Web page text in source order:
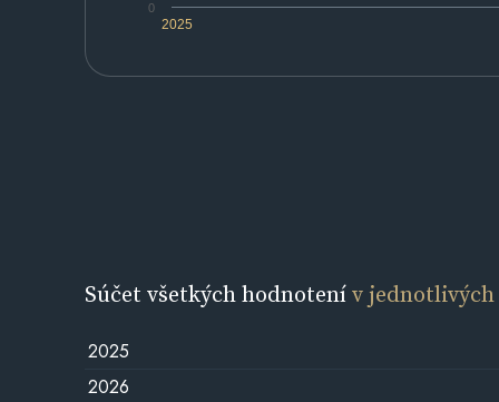
2025
0
Súčet všetkých hodnotenív
2025
2026